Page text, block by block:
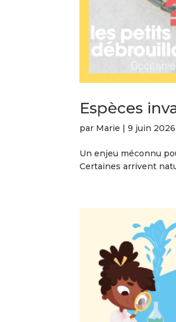
Espèces
par Marie | 9 juin 2026
Un enjeu méconnu
Certaines arrivent